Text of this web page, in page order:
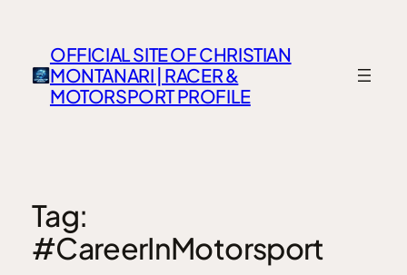
OFFICIAL SITE OF CHRISTIAN
MONTANARI | RACER &
MOTORSPORT PROFILE
Tag:
#CareerInMotorsport